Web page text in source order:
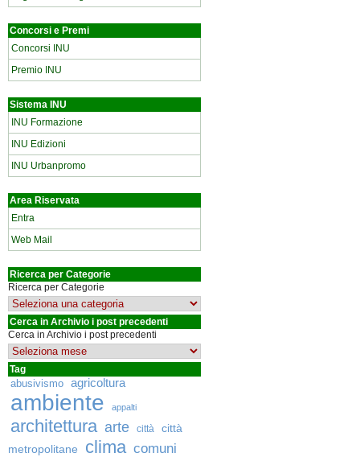
Concorsi e Premi
Concorsi INU
Premio INU
Sistema INU
INU Formazione
INU Edizioni
INU Urbanpromo
Area Riservata
Entra
Web Mail
Ricerca per Categorie
Ricerca per Categorie
Cerca in Archivio i post precedenti
Cerca in Archivio i post precedenti
Tag
abusivismo agricoltura
ambiente appalti
architettura arte città
città
metropolitane
clima comuni